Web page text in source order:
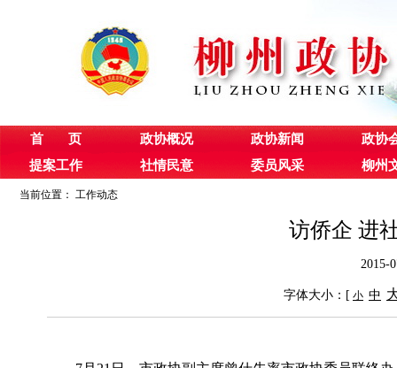
首 页 政协概况 政协新闻
政协
提案工作
社情民意 委员风采 柳州
当前位置： 工作动态
访侨企 进
2015-
字体大小：[ 小 中